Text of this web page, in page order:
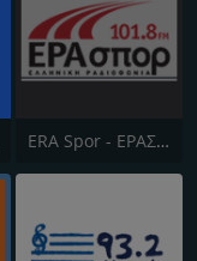
ERA Spor - ΕΡΑΣΠΟΡ